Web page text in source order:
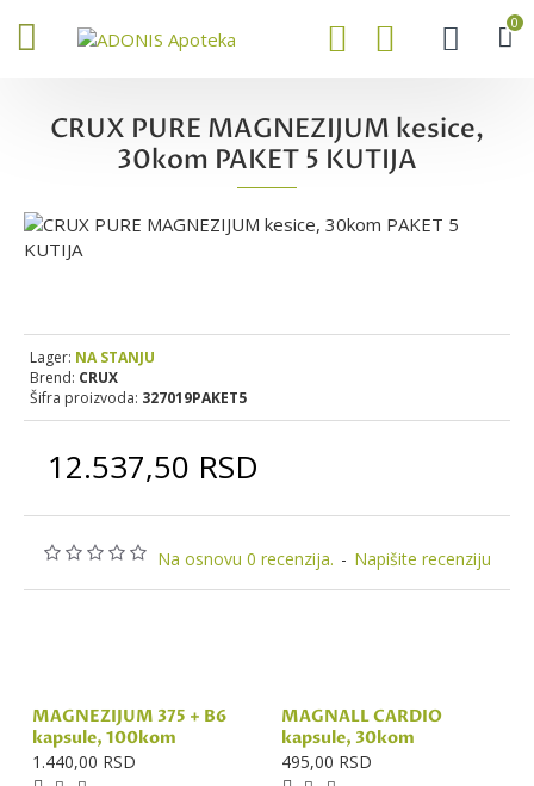
0
CRUX PURE MAGNEZIJUM kesice,
30kom PAKET 5 KUTIJA
Na osnovu 0 recenzija. - Napišite recenziju
12.537,50 RSD
Lager: NA STANJU
Brend: CRUX
Šifra proizvoda: 327019PAKET5
MAGNEZIJUM 375 + B6
kapsule, 100kom
1.440,00 RSD
MAGNALL CARDIO
kapsule, 30kom
495,00 RSD